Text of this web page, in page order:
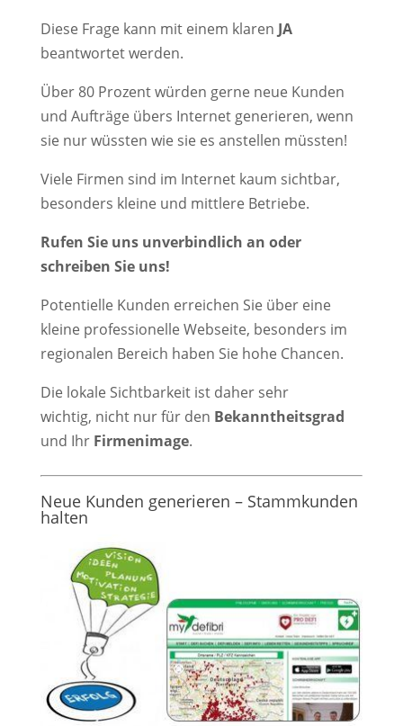
Diese Frage kann mit einem klaren JA
beantwortet werden.
Über 80 Prozent würden gerne neue Kunden
und Aufträge übers Internet generieren, wenn
sie nur wüssten wie sie es anstellen müssten!
Viele Firmen sind im Internet kaum sichtbar,
besonders kleine und mittlere Betriebe.
Rufen Sie uns unverbindlich an oder
schreiben Sie uns!
Potentielle Kunden erreichen Sie über eine
kleine professionelle Webseite, besonders im
regionalen Bereich haben Sie hohe Chancen.
Die lokale Sichtbarkeit ist daher sehr
wichtig, nicht nur für den Bekanntheitsgrad
und Ihr Firmenimage.
Neue Kunden generieren – Stammkunden
halten